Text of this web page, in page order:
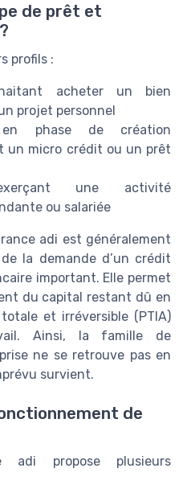
de prêt et
profils :
acheter un bien
projet personnel
en phase de création
un micro crédit ou un prêt
une activité
ou salariée
adi est généralement
la demande d’un crédit
important. Elle permet
du capital restant dû en
et irréversible (PTIA)
Ainsi, la famille de
ne se retrouve pas en
survient.
de
adi propose plusieurs